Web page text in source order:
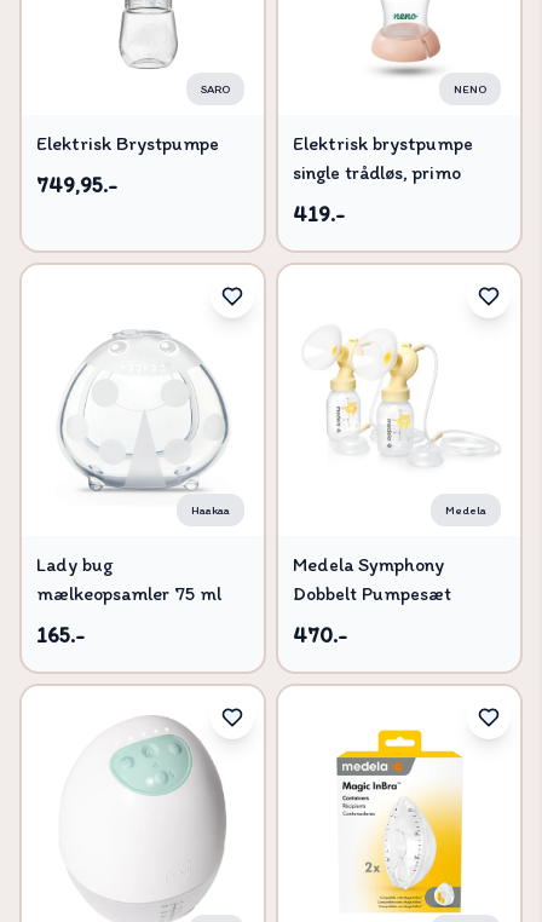
SARO
Elektrisk Brystpumpe
749,95.-
NENO
Elektrisk brystpumpe
single trådløs, primo
419.-
Haakaa
Lady bug
mælkeopsamler 75 ml
165.-
Medela
Medela Symphony
Dobbelt Pumpesæt
470.-